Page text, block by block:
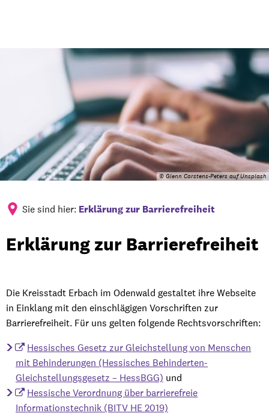
© Glenn Carstens-Peters auf Unsplash
Sie sind hier: Erklärung zur Barrierefreiheit
Erklärung
Barrierefreiheit
Erklärung zur Barrierefreiheit
Die Kreisstadt Erbach im Odenwald gestaltet ihre Webseite
in Einklang mit den einschlägigen Vorschriften zur
Barrierefreiheit. Für uns gelten folgende Rechtsvorschriften:
Hessisches Gesetz zur Gleichstellung von Menschen
mit Behinderungen (Hessisches Behinderten-
Gleichstellungsgesetz – HessBGG) und
Hessische Verordnung über barrierefreie
Informationstechnik (BITV HE 2019)